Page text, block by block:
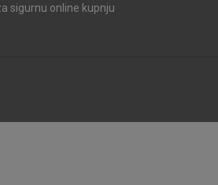
sigurnu online kupnju